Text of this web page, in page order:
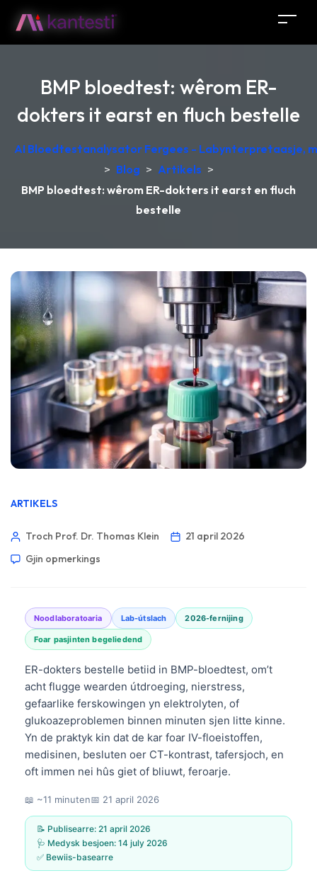
BMP bloedtest: wêrom ER-
dokters it earst en fluch bestelle
AI Bloedtestanalysator Fergees - Labynterpretaasje,
> Blog > Artikels >
BMP bloedtest: wêrom ER-dokters it earst en fluch
bestelle
ARTIKELS
Troch Prof. Dr. Thomas Klein
21 april 2026
Gjin opmerkings
Noodlaboratoaria Lab-útslach 2026-fernijing
Foar pasjinten begeliedend
ER-dokters bestelle betiid in BMP-bloedtest, om’t
acht flugge wearden útdroeging, nierstress,
gefaarlike ferskowingen yn elektrolyten, of
glukoazeproblemen binnen minuten sjen litte kinne.
Yn de praktyk kin dat de kar foar IV-floeistoffen,
medisinen, besluten oer CT-kontrast, tafersjoch, en
oft immen nei hûs giet of bliuwt, feroarje.
📖 ~11 minuten📅 21 april 2026
📝 Publisearre: 21 april 2026
🩺 Medysk besjoen: 14 july 2026
✅ Bewiis-basearre